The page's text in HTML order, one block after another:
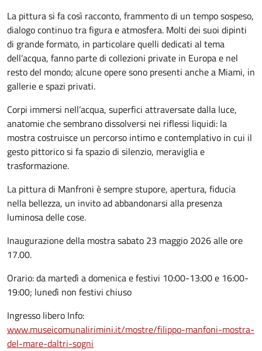
La pittura si fa così racconto, frammento di un tempo sospeso,
dialogo continuo tra figura e atmosfera. Molti dei suoi dipinti
di grande formato, in particolare quelli dedicati al tema
dell’acqua, fanno parte di collezioni private in Europa e nel
resto del mondo; alcune opere sono presenti anche a Miami, in
gallerie e spazi privati.
Corpi immersi nell’acqua, superfici attraversate dalla luce,
anatomie che sembrano dissolversi nei riflessi liquidi: la
mostra costruisce un percorso intimo e contemplativo in cui il
gesto pittorico si fa spazio di silenzio, meraviglia e
trasformazione.
La pittura di Manfroni è sempre stupore, apertura, fiducia
nella bellezza, un invito ad abbandonarsi alla presenza
luminosa delle cose.
Inaugurazione della mostra sabato 23 maggio 2026 alle ore
17.00.
Orario: da martedì a domenica e festivi 10:00-13:00 e 16:00-
19:00; lunedì non festivi chiuso
Ingresso libero Info:
www.museicomunalirimini.it/mostre/filippo-manfoni-mostra-
del-mare-daltri-sogni